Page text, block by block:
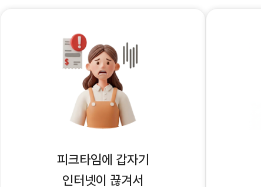
피크타임에 갑자기
인터넷이 끊겨서